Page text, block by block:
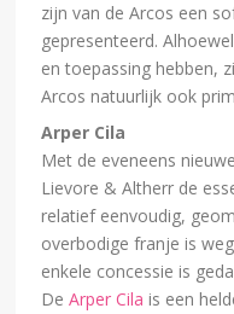
zijn van de Arcos een
gepresenteerd.
en toepassing hebben,
Arcos natuurlijk ook
Arper Cila
Met de eveneens
Lievore & Altherr de
relatief eenvoudig,
overbodige franje is
enkele concessie is
DeArper Cila is een